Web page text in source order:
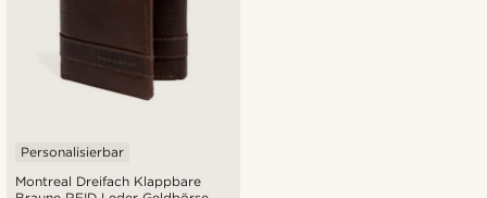
Montreal Dreifach Klappbare
Personalisierbar